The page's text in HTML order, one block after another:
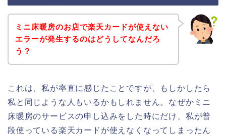
ミニ床暖房のお店で楽天カードが使えない
エラーが発生するのはどうしてなんだろ
う？
これは、私が率直に感じたことですが、もしかしたら
私と同じような人もいるかもしれません。なぜかミニ
床暖房のサービスの申し込みをした時にだけ、私が普
段使っている楽天カードが使えなくなってしまったん